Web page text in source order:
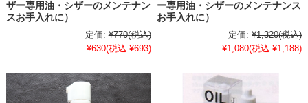
ザー専用油・シザーのメンテナン
スお手入れに）
定価: ¥770(税込)
¥630(税込 ¥693)
ー専用油・シザーのメンテナンス
お手入れに）
定価: ¥1,320(税込)
¥1,080(税込 ¥1,188)